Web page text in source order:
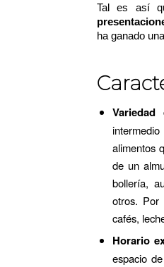
Tal es así
ha ganado
alimentos
de un
bollería,
otros. Por
cafés,
Horario
espacio